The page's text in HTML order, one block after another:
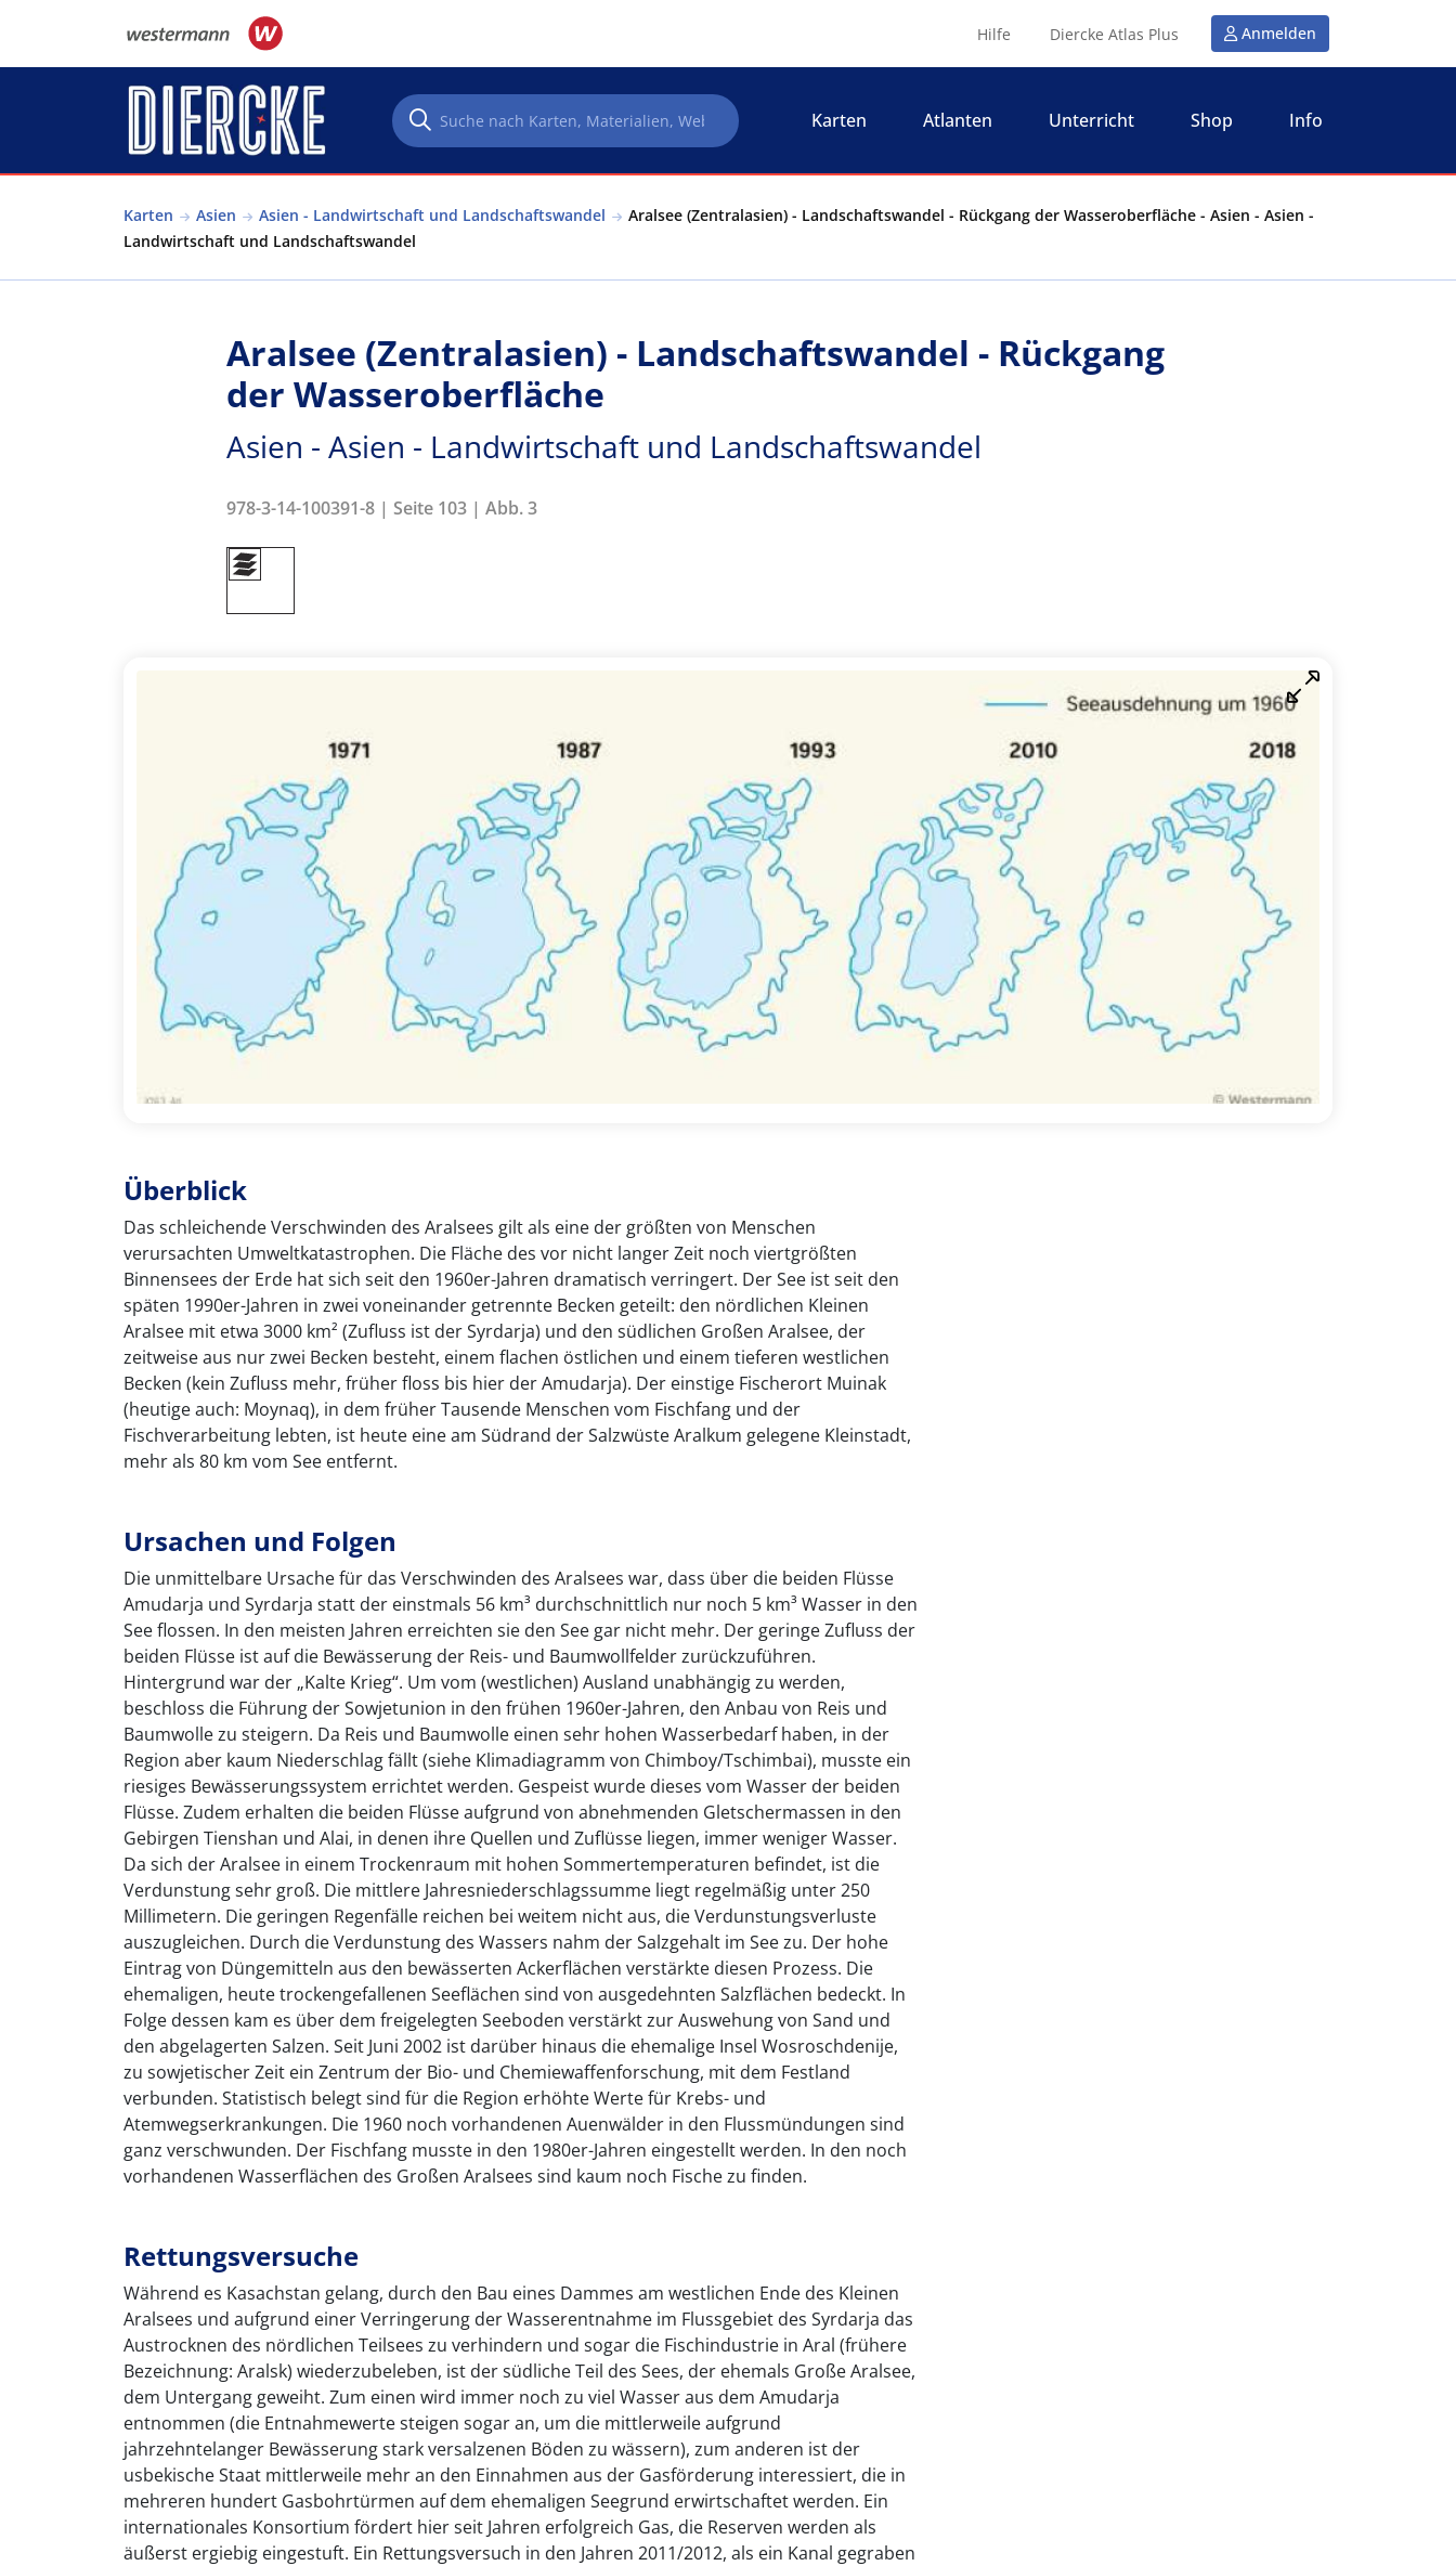
Hilfe Diercke Atlas Plus Anmelden
Karten Atlanten Unterricht Shop Info
Karten Asien Asien - Landwirtschaft und Landschaftswandel
Aralsee (Zentralasien) - Landschaftswandel - Rückgang der Wasseroberfläche - Asien - Asien -
Landwirtschaft und Landschaftswandel
Aralsee (Zentralasien) - Landschaftswandel - Rückgang
der Wasseroberfläche
Asien - Asien - Landwirtschaft und Landschaftswandel
978-3-14-100391-8 | Seite 103 | Abb. 3
Überblick
Das schleichende Verschwinden des Aralsees gilt als eine der größten von Menschen
verursachten Umweltkatastrophen. Die Fläche des vor nicht langer Zeit noch viertgrößten
Binnensees der Erde hat sich seit den 1960er-Jahren dramatisch verringert. Der See ist seit den
späten 1990er-Jahren in zwei voneinander getrennte Becken geteilt: den nördlichen Kleinen
Aralsee mit etwa 3000 km² (Zufluss ist der Syrdarja) und den südlichen Großen Aralsee, der
zeitweise aus nur zwei Becken besteht, einem flachen östlichen und einem tieferen westlichen
Becken (kein Zufluss mehr, früher floss bis hier der Amudarja). Der einstige Fischerort Muinak
(heutige auch: Moynaq), in dem früher Tausende Menschen vom Fischfang und der
Fischverarbeitung lebten, ist heute eine am Südrand der Salzwüste Aralkum gelegene Kleinstadt,
mehr als 80 km vom See entfernt.
Ursachen und Folgen
Die unmittelbare Ursache für das Verschwinden des Aralsees war, dass über die beiden Flüsse
Amudarja und Syrdarja statt der einstmals 56 km³ durchschnittlich nur noch 5 km³ Wasser in den
See flossen. In den meisten Jahren erreichten sie den See gar nicht mehr. Der geringe Zufluss der
beiden Flüsse ist auf die Bewässerung der Reis- und Baumwollfelder zurückzuführen.
Hintergrund war der „Kalte Krieg“. Um vom (westlichen) Ausland unabhängig zu werden,
beschloss die Führung der Sowjetunion in den frühen 1960er-Jahren, den Anbau von Reis und
Baumwolle zu steigern. Da Reis und Baumwolle einen sehr hohen Wasserbedarf haben, in der
Region aber kaum Niederschlag fällt (siehe Klimadiagramm von Chimboy/Tschimbai), musste ein
riesiges Bewässerungssystem errichtet werden. Gespeist wurde dieses vom Wasser der beiden
Flüsse. Zudem erhalten die beiden Flüsse aufgrund von abnehmenden Gletschermassen in den
Gebirgen Tienshan und Alai, in denen ihre Quellen und Zuflüsse liegen, immer weniger Wasser.
Da sich der Aralsee in einem Trockenraum mit hohen Sommertemperaturen befindet, ist die
Verdunstung sehr groß. Die mittlere Jahresniederschlagssumme liegt regelmäßig unter 250
Millimetern. Die geringen Regenfälle reichen bei weitem nicht aus, die Verdunstungsverluste
auszugleichen. Durch die Verdunstung des Wassers nahm der Salzgehalt im See zu. Der hohe
Eintrag von Düngemitteln aus den bewässerten Ackerflächen verstärkte diesen Prozess. Die
ehemaligen, heute trockengefallenen Seeflächen sind von ausgedehnten Salzflächen bedeckt. In
Folge dessen kam es über dem freigelegten Seeboden verstärkt zur Auswehung von Sand und
den abgelagerten Salzen. Seit Juni 2002 ist darüber hinaus die ehemalige Insel Wosroschdenije,
zu sowjetischer Zeit ein Zentrum der Bio- und Chemiewaffenforschung, mit dem Festland
verbunden. Statistisch belegt sind für die Region erhöhte Werte für Krebs- und
Atemwegserkrankungen. Die 1960 noch vorhandenen Auenwälder in den Flussmündungen sind
ganz verschwunden. Der Fischfang musste in den 1980er-Jahren eingestellt werden. In den noch
vorhandenen Wasserflächen des Großen Aralsees sind kaum noch Fische zu finden.
Rettungsversuche
Während es Kasachstan gelang, durch den Bau eines Dammes am westlichen Ende des Kleinen
Aralsees und aufgrund einer Verringerung der Wasserentnahme im Flussgebiet des Syrdarja das
Austrocknen des nördlichen Teilsees zu verhindern und sogar die Fischindustrie in Aral (frühere
Bezeichnung: Aralsk) wiederzubeleben, ist der südliche Teil des Sees, der ehemals Große Aralsee,
dem Untergang geweiht. Zum einen wird immer noch zu viel Wasser aus dem Amudarja
entnommen (die Entnahmewerte steigen sogar an, um die mittlerweile aufgrund
jahrzehntelanger Bewässerung stark versalzenen Böden zu wässern), zum anderen ist der
usbekische Staat mittlerweile mehr an den Einnahmen aus der Gasförderung interessiert, die in
mehreren hundert Gasbohrtürmen auf dem ehemaligen Seegrund erwirtschaftet werden. Ein
internationales Konsortium fördert hier seit Jahren erfolgreich Gas, die Reserven werden als
äußerst ergiebig eingestuft. Ein Rettungsversuch in den Jahren 2011/2012, als ein Kanal gegraben